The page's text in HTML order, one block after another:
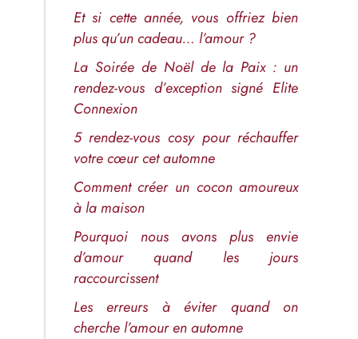
Et si cette année, vous offriez bien
plus qu’un cadeau… l’amour ?
La Soirée de Noël de la Paix : un
rendez-vous d’exception signé Elite
Connexion
5 rendez-vous cosy pour réchauffer
votre cœur cet automne
Comment créer un cocon amoureux
à la maison
Pourquoi nous avons plus envie
d’amour quand les jours
raccourcissent
Les erreurs à éviter quand on
cherche l’amour en automne